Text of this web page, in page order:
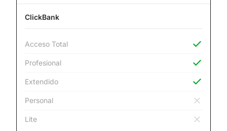
ClickBank
Acceso Total
Profesional
Extendido
Personal
Lite